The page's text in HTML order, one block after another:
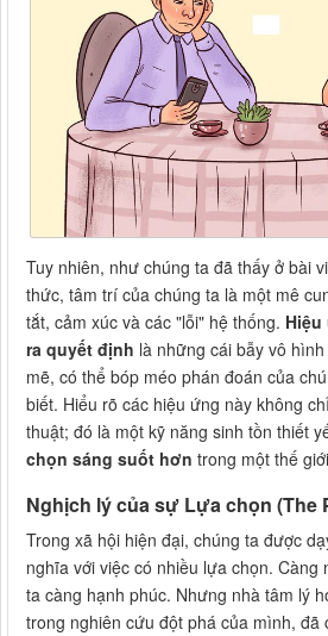
Tuy nhiên, như chúng ta đã thấy ở bài
thức, tâm trí của chúng ta là một mê
tắt, cảm xúc và các "lỗi" hệ thống.
ra quyết định là những cái bẫy vô
mẽ, có thể bóp méo phán đoán của
biết. Hiểu rõ các hiệu ứng này không
thuật; đó là một kỹ năng sinh tồn thiết
chọn sáng suốt hơn trong một thế
Nghịch lý của sự Lựa chọn (The
Trong xã hội hiện đại, chúng ta được
nghĩa với việc có nhiều lựa chọn. Càng
ta càng hạnh phúc. Nhưng nhà tâm lý
trong nghiên cứu đột phá của mình, đã